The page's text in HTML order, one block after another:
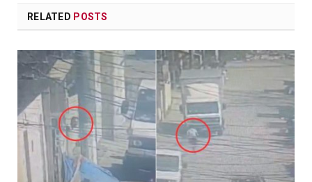
RELATED POSTS